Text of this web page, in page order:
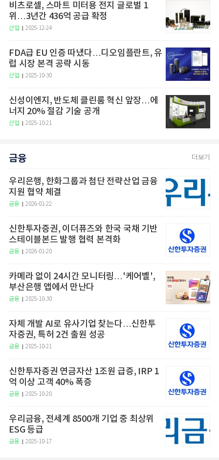
비츠로셀, 스마트 미터용 전지 글로벌 1
위…3년간 436억 공급 확정
산업 2025-12-24
FDA급 EU 인증 따냈다…디오임플란트, 유
럽 시장 본격 공략 시동
산업 2025-10-30
신성이엔지, 반도체 클린룸 혁신 앞장…에
너지 20% 절감 기술 공개
산업 2025-10-21
금융 더보기
우리은행, 한화그룹과 첨단 전략산업 금융
지원 협약 체결
금융 2026-01-22
신한투자증권, 이더퓨즈와 한국 국채 기반
스테이블본드 발행 협력 본격화
금융 2026-01-20
카메라 없이 24시간 모니터링…'케어벨',
부산은행 앱에서 만난다
금융 2025-10-30
자체 개발 AI로 유사기업 찾는다…신한투
자증권, 특허 2건 출원 성공
금융 2025-10-21
신한투자증권 연금자산 1조원 급증, IRP 1
억 이상 고객 40% 폭증
금융 2025-10-20
우리금융, 전세계 8500개 기업 중 최상위
ESG 등급
금융 2025-10-17